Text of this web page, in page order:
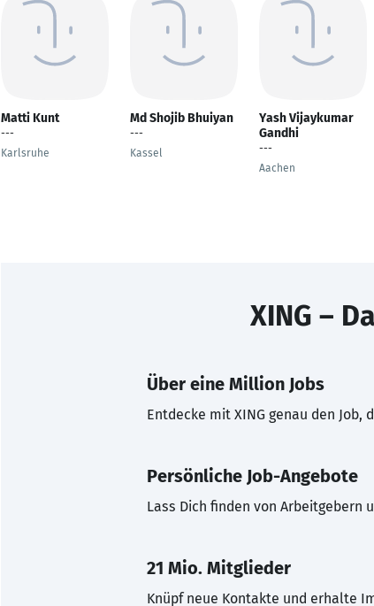
Matti Kunt
---
Karlsruhe
Md Shojib Bhuiyan
---
Kassel
Yash Vijaykumar
Gandhi
---
Aachen
XING –
Über eine Million Jobs
Entdecke mit XING genau den Job,
Persönliche Job-Angebote
Lass Dich finden von Arbeitgebern
21 Mio. Mitglieder
Knüpf neue Kontakte und erhalte